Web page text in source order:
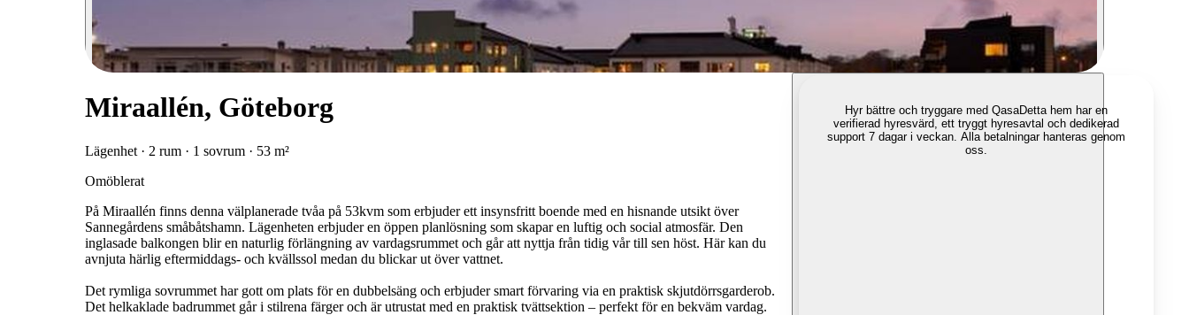
Miraallén, Göteborg
Lägenhet · 2 rum · 1 sovrum · 53 m²
Omöblerat
På Miraallén finns denna välplanerade tvåa på 53kvm som erbjuder ett insynsfritt boende med en hisnande utsikt över
Sannegårdens småbåtshamn. Lägenheten erbjuder en öppen planlösning som skapar en luftig och social atmosfär. Den
inglasade balkongen blir en naturlig förlängning av vardagsrummet och går att nyttja från tidig vår till sen höst. Här kan du
avnjuta härlig eftermiddags- och kvällssol medan du blickar ut över vattnet.
Det rymliga sovrummet har gott om plats för en dubbelsäng och erbjuder smart förvaring via en praktisk skjutdörrsgarderob.
Det helkaklade badrummet går i stilrena färger och är utrustat med en praktisk tvättsektion – perfekt för en bekväm vardag.
Hyr bättre och tryggare med QasaDetta hem har en
verifierad hyresvärd, ett tryggt hyresavtal och dedikerad
support 7 dagar i veckan. Alla betalningar hanteras genom
oss.